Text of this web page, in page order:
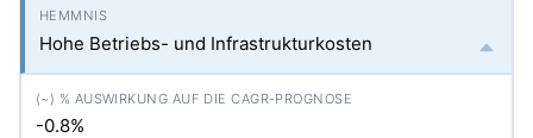
Hohe Betriebs- und Infrastrukturkosten
-0.8%